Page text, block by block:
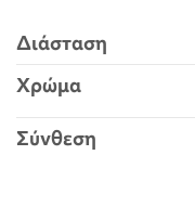
Διάσταση
Χρώμα
Σύνθεση